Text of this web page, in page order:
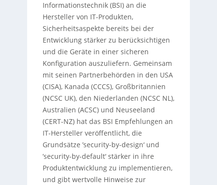
Informationstechnik (BSI) an die
Hersteller von IT-Produkten,
Sicherheitsaspekte bereits bei der
Entwicklung stärker zu berücksichtigen
und die Geräte in einer sicheren
Konfiguration auszuliefern. Gemeinsam
mit seinen Partnerbehörden in den USA
(CISA), Kanada (CCCS), Großbritannien
(NCSC UK), den Niederlanden (NCSC NL),
Australien (ACSC) und Neuseeland
(CERT-NZ) hat das BSI Empfehlungen an
IT-Hersteller veröffentlicht, die
Grundsätze ’security-by-design‘ und
’security-by-default‘ stärker in ihre
Produktentwicklung zu implementieren,
und gibt wertvolle Hinweise zur